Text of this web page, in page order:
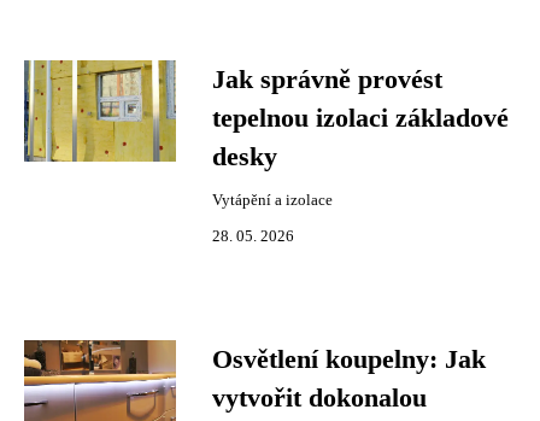
Jak správně provést
tepelnou izolaci základové
desky
Vytápění a izolace
28. 05. 2026
Osvětlení koupelny: Jak
vytvořit dokonalou